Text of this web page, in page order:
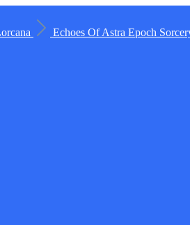
Echoes Of Astra Epoch